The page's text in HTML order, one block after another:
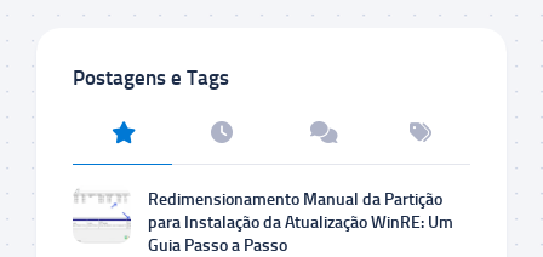
Postagens e Tags
Redimensionamento Manual da Partição
para Instalação da Atualização WinRE: Um
Guia Passo a Passo